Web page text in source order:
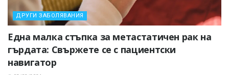
ДРУГИ ЗАБОЛЯВАНИЯ
Една малка стъпка за метастатичен рак на
гърдата: Свържете се с пациентски
навигатор